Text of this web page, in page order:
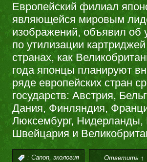
Европейский филиал
являющейся мировым
изображений, объявил об
по утилизации
странах, как
года японцы планируют
ряде европейских стран
государств: Австрия,
Дания, Финляндия,
Люксембург,
Швейцария и
: Canon, экология Ответить ↑